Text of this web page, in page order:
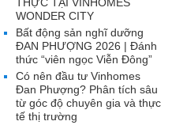
THỰC TẠI VINHOMES
WONDER CITY
Bất động sản nghĩ dưỡng
ĐAN PHƯỢNG 2026 | Đánh
thức “viên ngọc Viễn Đông”
Có nên đầu tư Vinhomes
Đan Phượng? Phân tích sâu
từ góc độ chuyên gia và thực
tế thị trường